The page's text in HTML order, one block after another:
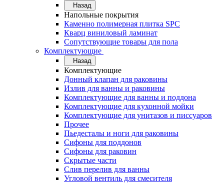
Назад
Напольные покрытия
Каменно полимерная плитка SPC
Кварц виниловый ламинат
Сопутствующие товары для пола
Комплектующие
Назад
Комплектующие
Донный клапан для раковины
Излив для ванны и раковины
Комплектующие для ванны и поддона
Комплектующие для кухонной мойки
Комплектующие для унитазов и писсуаров
Прочее
Пьедесталы и ноги для раковины
Сифоны для поддонов
Сифоны для раковин
Скрытые части
Слив перелив для ванны
Угловой вентиль для смесителя